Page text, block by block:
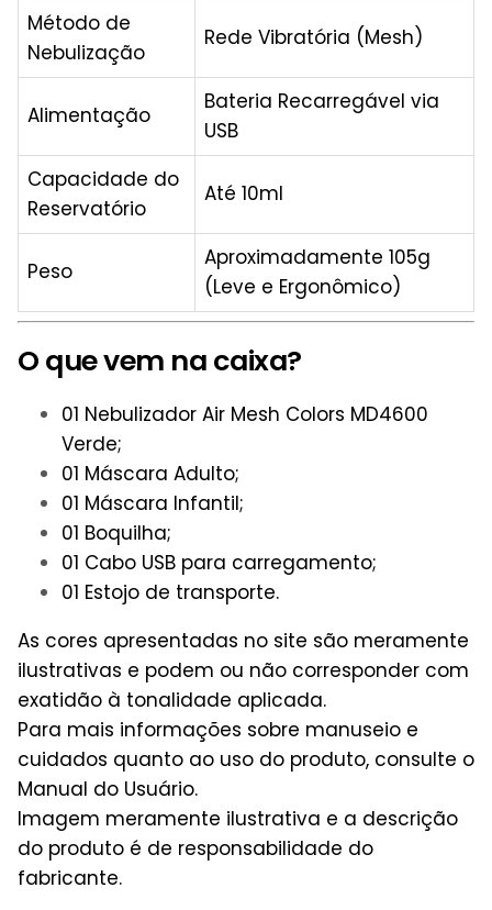
Método de
Nebulização
Rede Vibratória (Mesh)
Alimentação
Bateria Recarregável via
USB
Capacidade do
Reservatório
Até 10ml
Peso
Aproximadamente 105g
(Leve e Ergonômico)
O que vem na caixa?
01 Nebulizador Air Mesh Colors MD4600
Verde;
01 Máscara Adulto;
01 Máscara Infantil;
01 Boquilha;
01 Cabo USB para carregamento;
01 Estojo de transporte.
As cores apresentadas no site são meramente
ilustrativas e podem ou não corresponder com
exatidão à tonalidade aplicada.
Para mais informações sobre manuseio e
cuidados quanto ao uso do produto, consulte o
Manual do Usuário.
Imagem meramente ilustrativa e a descrição
do produto é de responsabilidade do
fabricante.